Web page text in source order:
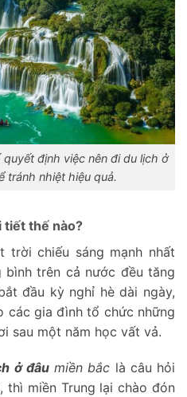
quyết định việc nên đi du lịch ở
tránh nhiệt hiệu quả.
tiết thế nào?
trời chiếu sáng mạnh nhất
trên cả nước đều tăng
đầu kỳ nghỉ hè dài ngày,
các gia đình tổ chức những
sau một năm học vất vả.
ở đâumiền bắc là câu hỏi
miền Trung lại chào đón